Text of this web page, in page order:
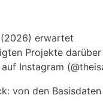
erwartet
Projekte darüber
Instagram
von den